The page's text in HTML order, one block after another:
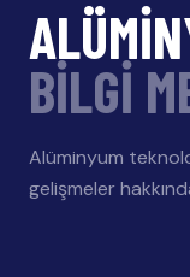
BİLGİ
Alüminyum
gelişmeler